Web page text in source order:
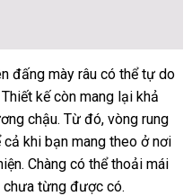
đấng mày râu ăn
trộm
có thể tự do
Thiết kế còn mang lại khả
chậuthông
minh
. Từ đótham
khảo
, vòng rung
khi bạn mang theo ở nơi
báo
giá
. Chàng nơi
nào
có thể thoải mái
chưa từng hướng
được có.